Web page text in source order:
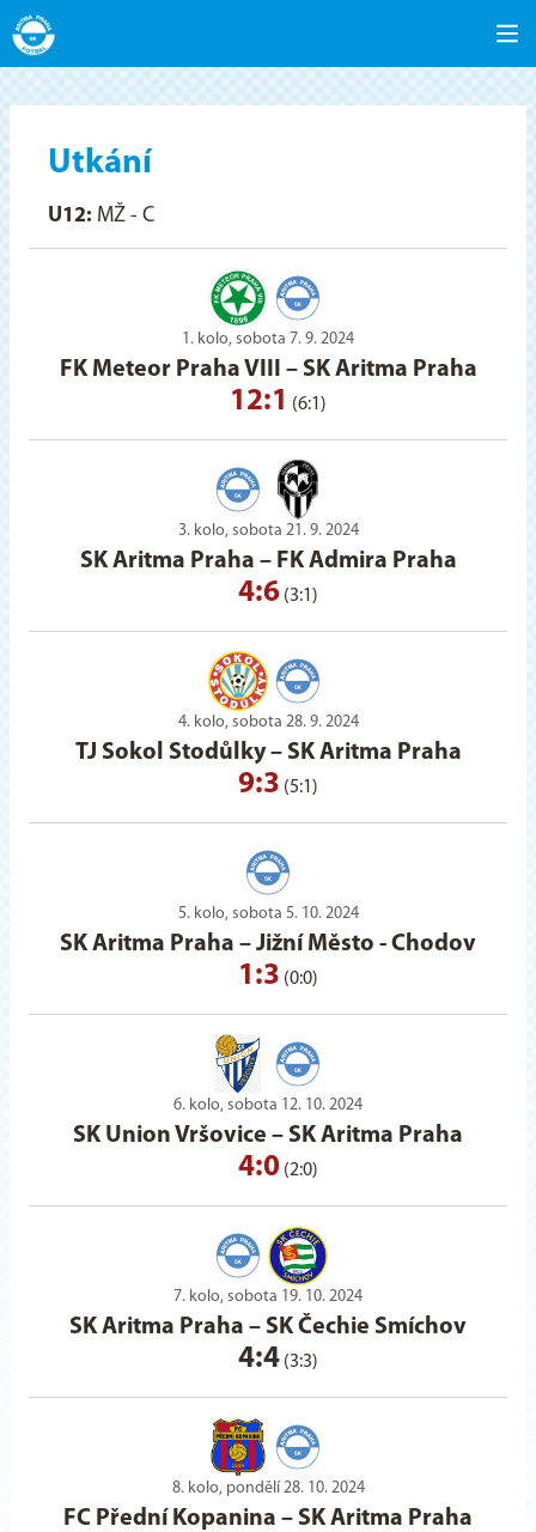
Utkání
U12: MŽ - C
1. kolo, sobota 7. 9. 2024
FK Meteor Praha VIII – SK Aritma Praha
12:1 (6:1)
3. kolo, sobota 21. 9. 2024
SK Aritma Praha – FK Admira Praha
4:6 (3:1)
4. kolo, sobota 28. 9. 2024
TJ Sokol Stodůlky– SK Aritma Praha
9:3 (5:1)
5. kolo, sobota 5. 10. 2024
SK Aritma Praha – Jižní Město - Chodov
1:3 (0:0)
6. kolo, sobota 12. 10. 2024
SK Union Vršovice – SK Aritma Praha
4:0 (2:0)
7. kolo, sobota 19. 10. 2024
SK Aritma Praha – SK Čechie Smíchov
4:4 (3:3)
8. kolo, pondělí 28. 10. 2024
FC Přední Kopanina – SK Aritma Praha